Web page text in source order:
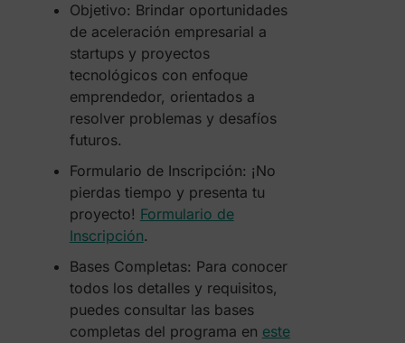
Objetivo: Brindar oportunidades
de aceleración empresarial a
startups y proyectos
tecnológicos con enfoque
emprendedor, orientados a
resolver problemas y desafíos
futuros.
Formulario de Inscripción: ¡No
pierdas tiempo y presenta tu
proyecto! Formulario de
Inscripción.
Bases Completas: Para conocer
todos los detalles y requisitos,
puedes consultar las bases
completas del programa en este